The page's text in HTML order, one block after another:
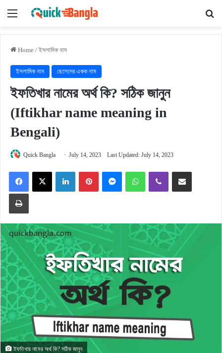
Menu
Home / ইসলামিক নাম
ইসলামিক নাম ছেলেদের একক নাম
ইফতিখার নামের অর্থ কি? সঠিক জানুন
(Iftikhar name meaning in
Bengali)
Quick Bangla July 14, 2023 Last Updated: July 14, 2023
FacebookX LinkedInPinterestMessengerWhatsAppViber Share via Email
Print
ইফতিখার নামের অর্থ কি? সঠিক জানুন